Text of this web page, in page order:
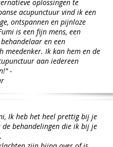
oplossingen te
acupunctuur vind ik een
ontspannen en pijnloze
is een fijn mens, een
en een
meedenker. Ik kan hem en de
aan iedereen
-
Ik heb het heel prettig bij je
de behandelingen die ik bij je